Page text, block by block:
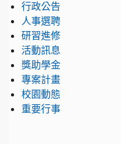
行政公告
人事選聘
研習進修
活動訊息
獎助學金
專案計畫
校園動態
重要行事